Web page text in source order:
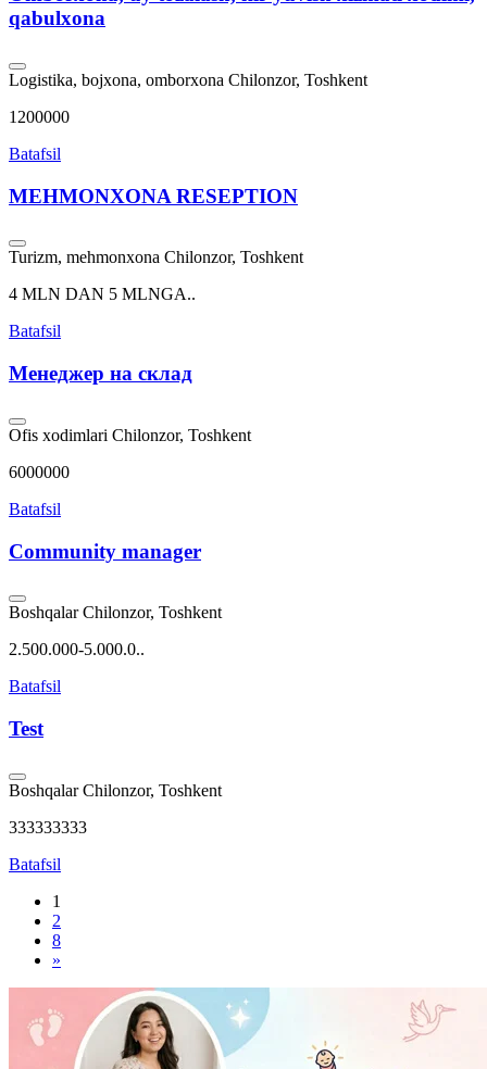
qabulxona
Logistika, bojxona, omborxona Chilonzor, Toshkent
1200000
Batafsil
MEHMONXONA RESEPTION
Turizm, mehmonxona Chilonzor, Toshkent
4 MLN DAN 5 MLNGA..
Batafsil
Менеджер на склад
Ofis xodimlari Chilonzor, Toshkent
6000000
Batafsil
Community manager
Boshqalar Chilonzor, Toshkent
2.500.000-5.000.0..
Batafsil
Test
Boshqalar Chilonzor, Toshkent
333333333
Batafsil
1
2
8
»